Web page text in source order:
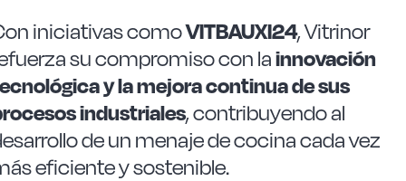
iniciativas comoVITBAUXI24, Vitrinor
su compromiso con lainnovación
y la mejora continua de sus
industriales, contribuyendo al
de un menaje de cocina cada vez
eficiente y sostenible.